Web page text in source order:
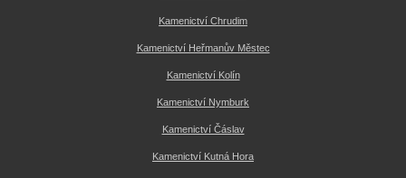
Kamenictví Chrudim
Kamenictví Heřmanův Městec
Kamenictví Kolín
Kamenictví Nymburk
Kamenictví Čáslav
Kamenictví Kutná Hora